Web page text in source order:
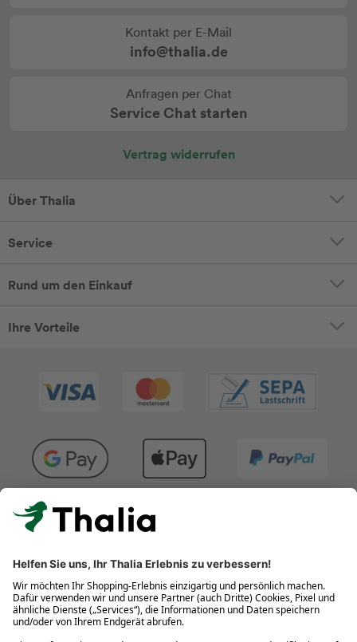
Kontakt per E-Mail
info@thalia.de
Anfragen per Chat
Service Chat starten
Vertrag widerrufen
Über Thalia
Service
Rund um den Einkauf
Ihre Vorteile